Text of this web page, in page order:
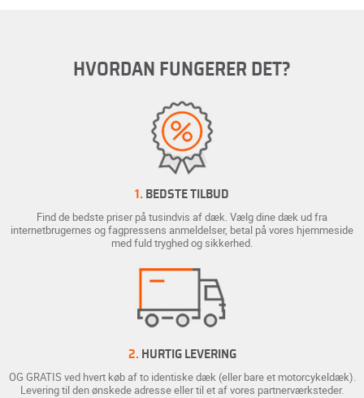
HVORDAN FUNGERER DET?
1. BEDSTE TILBUD
Find de bedste priser på tusindvis af dæk. Vælg dine dæk ud fra
internetbrugernes og fagpressens anmeldelser, betal på vores hjemmeside
med fuld tryghed og sikkerhed.
2. HURTIG LEVERING
OG GRATIS ved hvert køb af to identiske dæk (eller bare et motorcykeldæk).
Levering til den ønskede adresse eller til et af vores partnerværksteder.